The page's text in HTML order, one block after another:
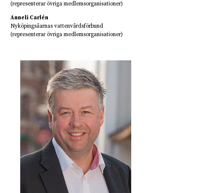
(representerar övriga medlemsorganisationer)
Anneli Carlén
Nyköpingsåarnas vattenvårdsförbund
(representerar övriga medlemsorganisationer)